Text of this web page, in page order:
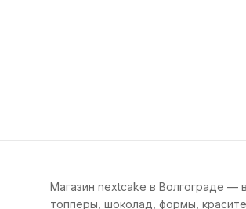
Магазин nextcake в Волгограде —
топперы, шоколад, формы,